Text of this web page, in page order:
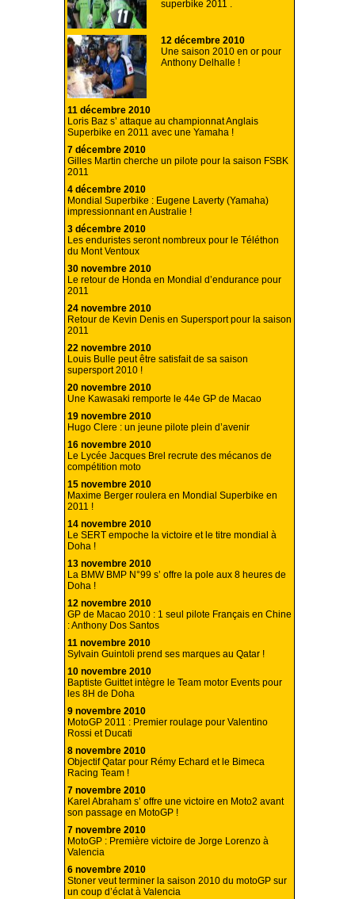
superbike 2011 .
12 décembre 2010
Une saison 2010 en or pour
Anthony Delhalle !
11 décembre 2010
Loris Baz s’ attaque au championnat Anglais
Superbike en 2011 avec une Yamaha !
7 décembre 2010
Gilles Martin cherche un pilote pour la saison FSBK
2011
4 décembre 2010
Mondial Superbike : Eugene Laverty (Yamaha)
impressionnant en Australie !
3 décembre 2010
Les enduristes seront nombreux pour le Téléthon
du Mont Ventoux
30 novembre 2010
Le retour de Honda en Mondial d’endurance pour
2011
24 novembre 2010
Retour de Kevin Denis en Supersport pour la saison
2011
22 novembre 2010
Louis Bulle peut être satisfait de sa saison
supersport 2010 !
20 novembre 2010
Une Kawasaki remporte le 44e GP de Macao
19 novembre 2010
Hugo Clere : un jeune pilote plein d’avenir
16 novembre 2010
Le Lycée Jacques Brel recrute des mécanos de
compétition moto
15 novembre 2010
Maxime Berger roulera en Mondial Superbike en
2011 !
14 novembre 2010
Le SERT empoche la victoire et le titre mondial à
Doha !
13 novembre 2010
La BMW BMP N°99 s’ offre la pole aux 8 heures de
Doha !
12 novembre 2010
GP de Macao 2010 : 1 seul pilote Français en Chine
: Anthony Dos Santos
11 novembre 2010
Sylvain Guintoli prend ses marques au Qatar !
10 novembre 2010
Baptiste Guittet intègre le Team motor Events pour
les 8H de Doha
9 novembre 2010
MotoGP 2011 : Premier roulage pour Valentino
Rossi et Ducati
8 novembre 2010
Objectif Qatar pour Rémy Echard et le Bimeca
Racing Team !
7 novembre 2010
Karel Abraham s’ offre une victoire en Moto2 avant
son passage en MotoGP !
7 novembre 2010
MotoGP : Première victoire de Jorge Lorenzo à
Valencia
6 novembre 2010
Stoner veut terminer la saison 2010 du motoGP sur
un coup d’éclat à Valencia